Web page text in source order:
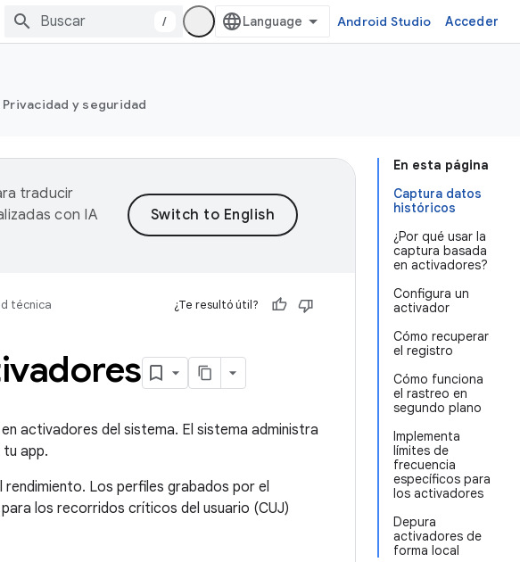
/ Android Studio Acceder
Privacidad y seguridad
En esta página
Captura datos
históricos
¿Por qué usar la
captura basada
en activadores?
Configura un
activador
Cómo recuperar
el registro
Cómo funciona
el rastreo en
segundo plano
Implementa
límites de
frecuencia
específicos para
los activadores
Depura
activadores de
forma local
traducir
con IA
técnica ¿Te resultó útil?
activadores del sistema. El sistema administra
app.
Los perfiles grabados por el
los recorridos críticos del usuario (CUJ)